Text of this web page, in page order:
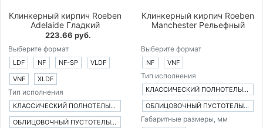
Клинкерный кирпич Roeben
Adelaide Гладкий
223.66 руб.
Выберите формат
LDF NF NF-SP
VLDF
VNF
XLDF
Тип исполнения
КЛАССИЧЕСКИЙ ПОЛНОТЕЛЫЙ КИРПИЧ
ОБЛИЦОВОЧНЫЙ ПУСТОТЕЛЫЙ КИРПИЧ
Клинкерный кирпич Roeben
Manchester Рельефный
Выберите формат
NF VNF
Тип исполнения
КЛАССИЧЕСКИЙ ПОЛНОТЕЛЫЙ КИРПИЧ
ОБЛИЦОВОЧНЫЙ ПУСТОТЕЛЫЙ КИРПИЧ
Габаритные размеры, мм